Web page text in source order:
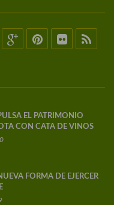
EL PATRIMONIO
CON CATA DE VINOS
FORMA DE EJERCER